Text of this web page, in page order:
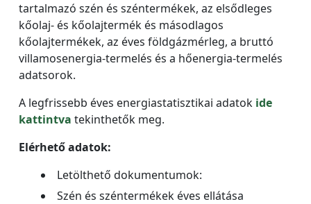
tartalmazó szén és széntermékek, az elsődleges
kőolaj- és kőolajtermék és másodlagos
kőolajtermékek, az éves földgázmérleg, a bruttó
villamosenergia-termelés és a hőenergia-termelés
adatsorok.
A legfrissebb éves energiastatisztikai adatok ide
kattintva tekinthetők meg.
Elérhető adatok:
Letölthető dokumentumok:
Szén és széntermékek éves ellátása